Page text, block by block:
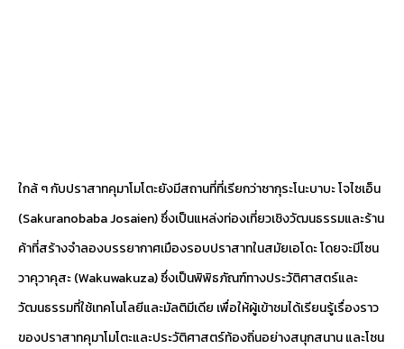
ใกล้ ๆ กับปราสาทคุมาโมโตะยังมีสถานที่ที่เรียกว่าซากุระโนะบาบะ โจไซเอ็น
(Sakuranobaba Josaien) ซึ่งเป็นแหล่งท่องเที่ยวเชิงวัฒนธรรมและร้าน
ค้าที่สร้างจำลองบรรยากาศเมืองรอบปราสาทในสมัยเอโดะ โดยจะมีโซน
วาคุวาคุสะ (Wakuwakuza) ซึ่งเป็นพิพิธภัณฑ์ทางประวัติศาสตร์และ
วัฒนธรรมที่ใช้เทคโนโลยีและมัลติมีเดีย เพื่อให้ผู้เข้าชมได้เรียนรู้เรื่องราว
ของปราสาทคุมาโมโตะและประวัติศาสตร์ท้องถิ่นอย่างสนุกสนาน และโซน